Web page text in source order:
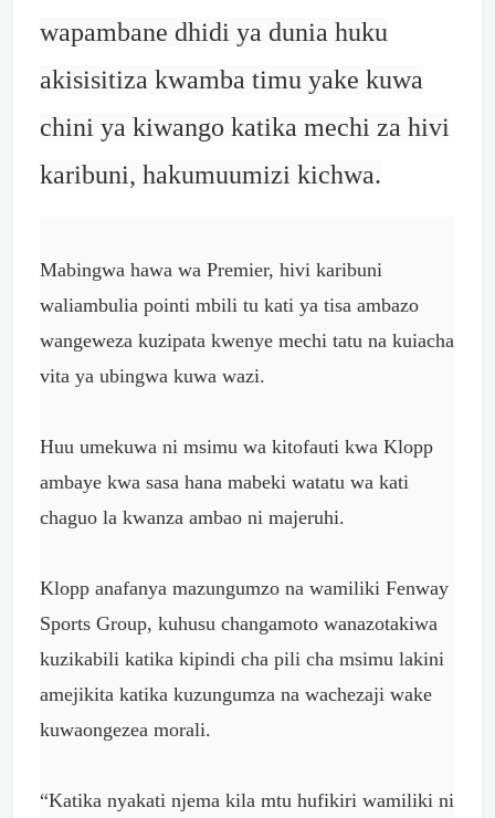
wapambane dhidi ya dunia huku
akisisitiza kwamba timu yake kuwa
chini ya kiwango katika mechi za hivi
karibuni, hakumuumizi kichwa.
Mabingwa hawa wa Premier, hivi karibuni
waliambulia pointi mbili tu kati ya tisa ambazo
wangeweza kuzipata kwenye mechi tatu na kuiacha
vita ya ubingwa kuwa wazi.
Huu umekuwa ni msimu wa kitofauti kwa Klopp
ambaye kwa sasa hana mabeki watatu wa kati
chaguo la kwanza ambao ni majeruhi.
Klopp anafanya mazungumzo na wamiliki Fenway
Sports Group, kuhusu changamoto wanazotakiwa
kuzikabili katika kipindi cha pili cha msimu lakini
amejikita katika kuzungumza na wachezaji wake
kuwaongezea morali.
“Katika nyakati njema kila mtu hufikiri wamiliki ni